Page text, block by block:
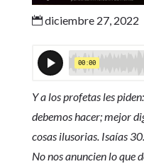
diciembre 27, 2022
Y a los profetas les
debemos hacer; mejor
cosas ilusorias. Isaías
No nos anuncien lo que